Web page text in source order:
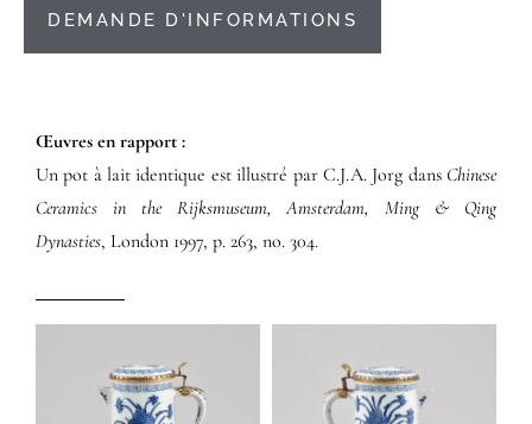
DEMANDE D'INFORMATIONS
Œuvres en rapport :​
Un pot à lait identique est illustré par C.J.A. Jorg dans Chinese
Ceramics in the Rijksmuseum, Amsterdam, Ming & Qing
Dynasties, London 1997, p. 263, no. 304.